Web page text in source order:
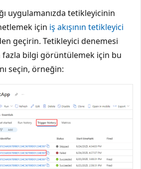
uygulamanızda tetikleyicinin
için iş akışının tetikleyici
geçirin. Tetikleyici denemesi
fazla bilgi görüntülemek için bu
seçin, örneğin: